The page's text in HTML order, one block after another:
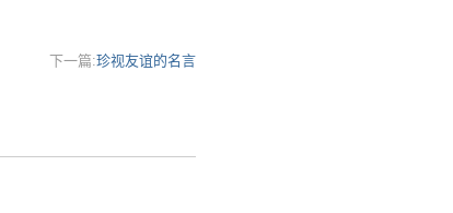
下一篇:珍视友谊的名言